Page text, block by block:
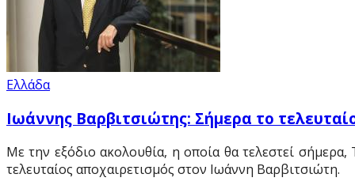
Ελλάδα
Ιωάννης Βαρβιτσιώτης: Σήμερα το
Με την εξόδιο ακολουθία, η οποία θα τελεστεί
τελευταίος αποχαιρετισμός στον Ιωάννη Βαρβιτσιώτη.